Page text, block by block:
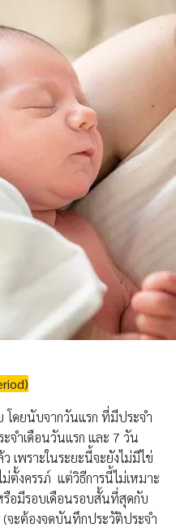
ดยนับจากวันแรก ที่มีประจำ
จำเดือนวันแรก และ 7 วัน
เพราะในระยะนี้จะยังไม่มีไข่
ตั้งครรภ์ แต่วิธีการนี้ไม่เหมาะ
อมีรอบเดือนรอบสั้นที่สุดกับ
จะต้องจดบันทึกประวัติประจำ